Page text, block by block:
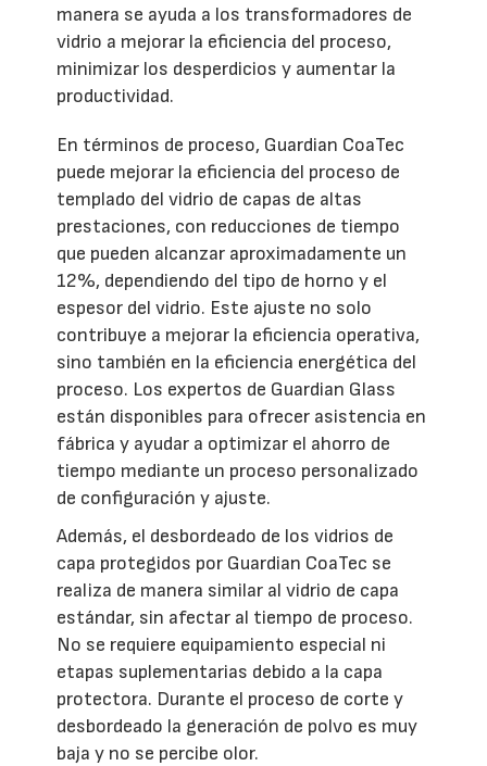
manera se ayuda a los transformadores de
vidrio a mejorar la eficiencia del proceso,
minimizar los desperdicios y aumentar la
productividad.
En términos de proceso, Guardian CoaTec
puede mejorar la eficiencia del proceso de
templado del vidrio de capas de altas
prestaciones, con reducciones de tiempo
que pueden alcanzar aproximadamente un
12%, dependiendo del tipo de horno y el
espesor del vidrio. Este ajuste no solo
contribuye a mejorar la eficiencia operativa,
sino también en la eficiencia energética del
proceso. Los expertos de Guardian Glass
están disponibles para ofrecer asistencia en
fábrica y ayudar a optimizar el ahorro de
tiempo mediante un proceso personalizado
de configuración y ajuste.
Además, el desbordeado de los vidrios de
capa protegidos por Guardian CoaTec se
realiza de manera similar al vidrio de capa
estándar, sin afectar al tiempo de proceso.
No se requiere equipamiento especial ni
etapas suplementarias debido a la capa
protectora. Durante el proceso de corte y
desbordeado la generación de polvo es muy
baja y no se percibe olor.